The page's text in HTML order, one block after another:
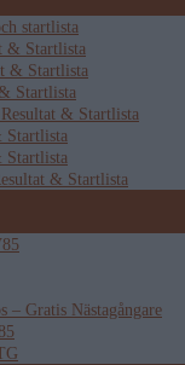
startlista
& Startlista
& Startlista
Startlista
& Startlista
Startlista
Startlista
& Startlista
– Gratis Nästagångare